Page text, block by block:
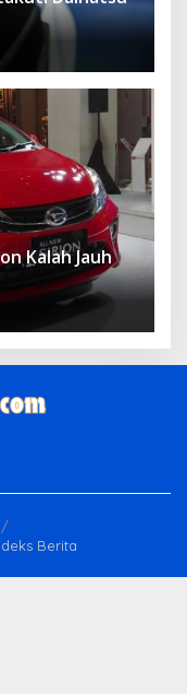
Kalah Jauh
Berita